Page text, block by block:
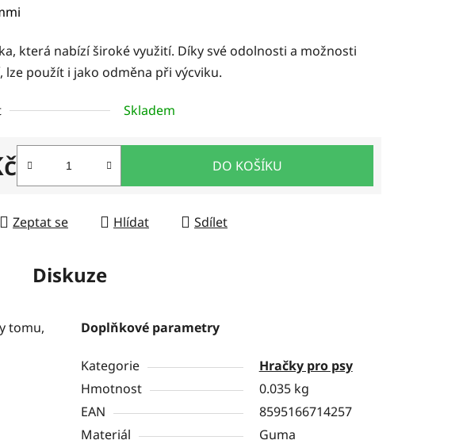
která nabízí široké využití. Díky své odolnosti a možnosti
lze použít i jako odměna při výcviku.
Skladem
DO KOŠÍKU
Zeptat se Hlídat Sdílet
Diskuze
tomu,
Doplňkové parametry
Kategorie
Hračky pro psy
Hmotnost
0.035 kg
EAN
8595166714257
Materiál
Guma